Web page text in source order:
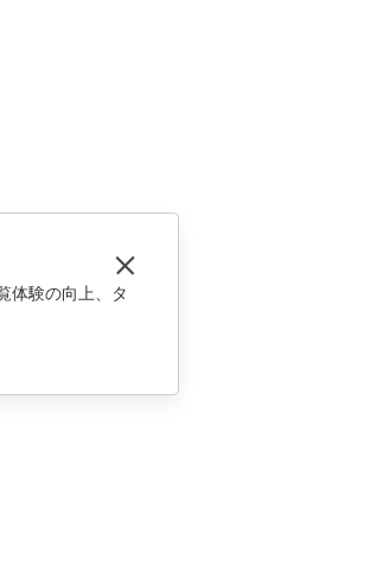
体験の向上、タ